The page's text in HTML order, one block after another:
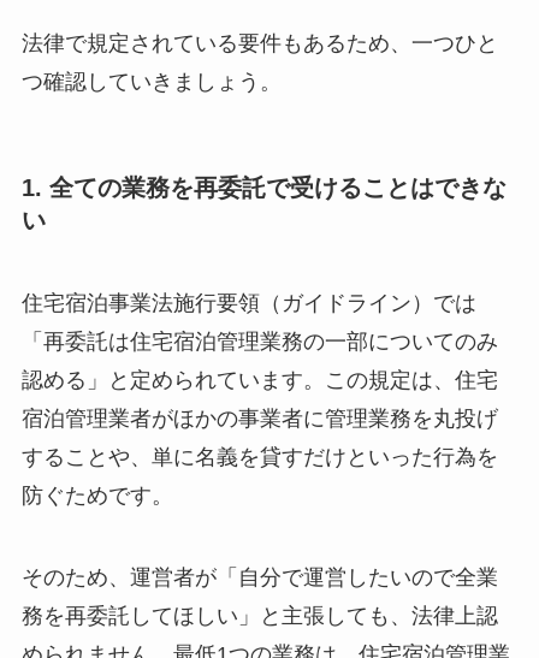
法律で規定されている要件もあるため、一つひと
つ確認していきましょう。
1. 全ての業務を再委託で受けることはできな
い
住宅宿泊事業法施行要領（ガイドライン）では
「再委託は住宅宿泊管理業務の一部についてのみ
認める」と定められています。この規定は、住宅
宿泊管理業者がほかの事業者に管理業務を丸投げ
することや、単に名義を貸すだけといった行為を
防ぐためです。
そのため、運営者が「自分で運営したいので全業
務を再委託してほしい」と主張しても、法律上認